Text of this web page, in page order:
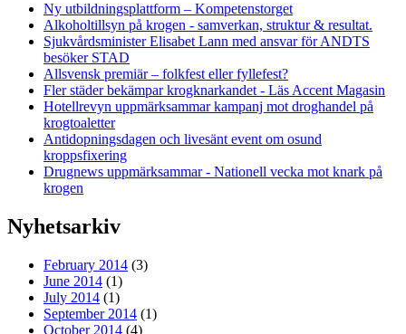
Ny utbildningsplattform – Kompetenstorget
Alkoholtillsyn på krogen - samverkan, struktur & resultat.
Sjukvårdsminister Elisabet Lann med ansvar för ANDTS
besöker STAD
Allsvensk premiär – folkfest eller fyllefest?
Fler städer bekämpar krogknarkandet - Läs Accent Magasin
Hotellrevyn uppmärksammar kampanj mot droghandel på
krogtoaletter
Antidopningsdagen och livesänt event om osund
kroppsfixering
Drugnews uppmärksammar - Nationell vecka mot knark på
krogen
Nyhetsarkiv
February 2014 (3)
June 2014 (1)
July 2014 (1)
September 2014 (1)
October 2014 (4)